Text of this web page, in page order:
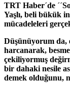
TRT Haber´de
Yaşlı, beli bükük
mücadeleleri
Düşünüyorum da,
harcanarak,
çekiliyormuş
bir dahaki nesile
demek olduğunu,